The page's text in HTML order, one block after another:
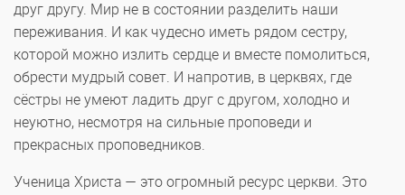
друг другу. Мир не в состоянии разделить наши
переживания. И как чудесно иметь рядом сестру,
которой можно излить сердце и вместе помолиться,
обрести мудрый совет. И напротив, в церквях, где
сёстры не умеют ладить друг с другом, холодно и
неуютно, несмотря на сильные проповеди и
прекрасных проповедников.
Ученица Христа — это огромный ресурс церкви. Это